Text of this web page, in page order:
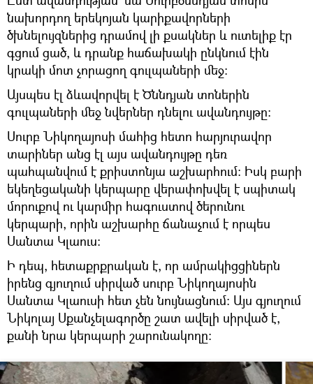
նախորդող երեկոյան կարիքավորների
ծխնելույզներից դրամով լի քսակներ և ուտելիք էր
գցում ցած, և դրանք հաճախակի ընկնում էին
կրակի մոտ չորացող գուլպաների մեջ:
Այսպես էլ ձևավորվել է Ծննդյան տոներին
գուլպաների մեջ նվերներ դնելու ավանդույթը։
Սուրբ Նիկողայոսի մահից հետո հարյուրավոր
տարիներ անց էլ այս ավանդույթը դեռ
պահպանվում է քրիստոնյա աշխարհում։ Իսկ բարի
եկեղեցականի կերպարը վերափոխվել է սպիտակ
մորուքով ու կարմիր հագուստով ծերունու
կերպարի, որին աշխարհը ճանաչում է որպես
Սանտա Կլաուս։
Ի դեպ, հետաքրքրական է, որ ամրակիցցիներն
իրենց գյուղում սիրված սուրբ Նիկողայոսին
Սանտա Կլաուսի հետ չեն նույնացնում։ Այս գյուղում
Նիկոլայ Սքանչելագործը շատ ավելի սիրված է,
քանի նրա կերպարի շարունակողը։